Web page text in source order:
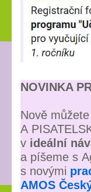
NOVINKA
Nově
A
v ideální
a píšeme s
s novými
AMOS